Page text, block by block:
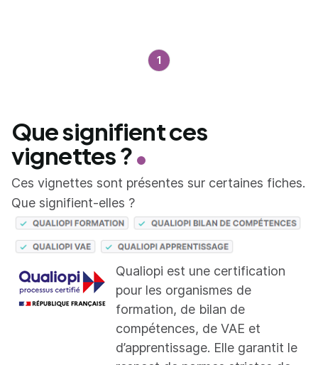
1
Que signifient ces
vignettes ?
Ces vignettes sont présentes sur certaines fiches.
Que signifient-elles ?
Qualiopi est une certification
pour les organismes de
formation, de bilan de
compétences, de VAE et
d’apprentissage. Elle garantit le